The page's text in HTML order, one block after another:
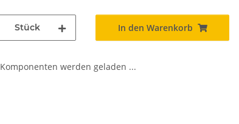
Stück In den Warenkorb
Komponenten werden geladen ...